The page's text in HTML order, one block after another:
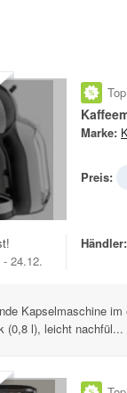
Marke:
Preis:
24.12.
Händler:
Kapselmaschine
(0,8 l), leicht nachfül...